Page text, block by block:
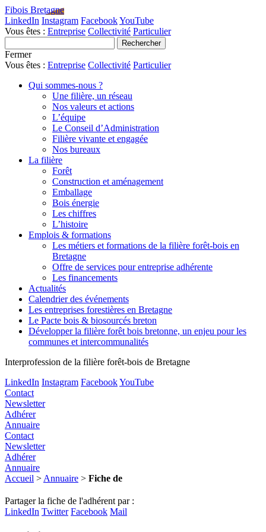
Fibois Bretagne
LinkedIn Instagram FacebookYouTube
Vous êtes : Entreprise Collectivité Particulier
Fermer
Vous êtes : Entreprise Collectivité Particulier
Qui sommes-nous ?
Une filière, un réseau
Nos valeurs et actions
L’équipe
Le Conseil d’Administration
Filière vivante et engagée
Nos bureaux
La filière
Forêt
Construction et aménagement
Emballage
Bois énergie
Les chiffres
L’histoire
Emplois & formations
Les métiers et formations de la filière forêt-bois en
Bretagne
Offre de services pour entreprise adhérente
Les financements
Actualités
Calendrier des événements
Les entreprises forestières en Bretagne
Le Pacte bois & biosourcés breton
Développer la filière forêt bois bretonne, un enjeu pour les
communes et intercommunalités
Interprofession de la filière forêt-bois de Bretagne
LinkedIn Instagram FacebookYouTube
Contact
Newsletter
Adhérer
Annuaire
Contact
Newsletter
Adhérer
Annuaire
Accueil > Annuaire > Fiche de
Partager la fiche de l'adhérent par :
LinkedIn Twitter Facebook Mail